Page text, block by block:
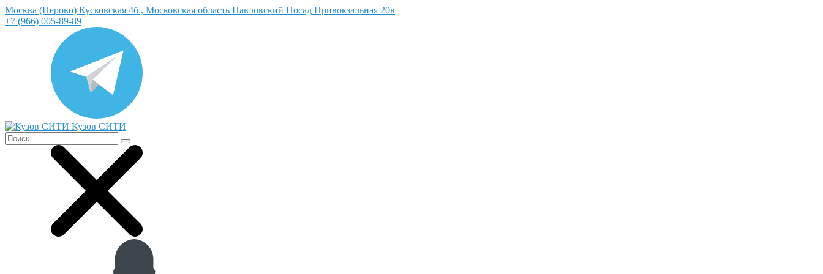
Москва (Перово) Кусковская 4б , Московская область Павловский Посад Привокзальная 20в
+7 (966) 005-89-89
Кузов СИТИ